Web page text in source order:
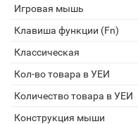
Игровая мышь
Клавиша функции (Fn)
Классическая
Кол-во товара в УЕИ
Количество товара в УЕИ
Конструкция мыши